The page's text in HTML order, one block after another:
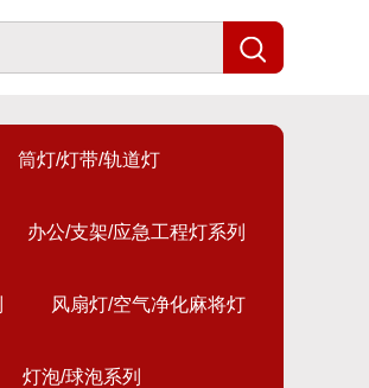
筒灯/灯带/轨道灯
办公/支架/应急工程灯系列
风扇灯/空气净化麻将灯
灯泡/球泡系列